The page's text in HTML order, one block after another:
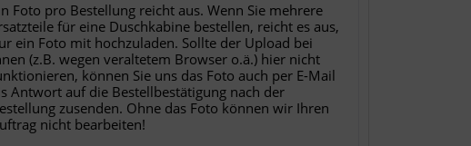
Foto pro Bestellung reicht aus. Wenn Sie mehrere
für eine Duschkabine bestellen, reicht es aus,
ein Foto mit hochzuladen. Sollte der Upload bei
(z.B. wegen veraltetem Browser o.ä.) hier nicht
können Sie uns das Foto auch per E-Mail
Antwort auf die Bestellbestätigung nach der
zusenden. Ohne das Foto können wir Ihren
nicht bearbeiten!